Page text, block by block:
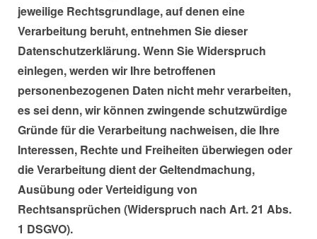
jeweilige Rechtsgrundlage, auf denen eine
Verarbeitung beruht, entnehmen Sie dieser
Datenschutzerklärung. Wenn Sie Widerspruch
einlegen, werden wir Ihre betroffenen
personenbezogenen Daten nicht mehr verarbeiten,
es sei denn, wir können zwingende schutzwürdige
Gründe für die Verarbeitung nachweisen, die Ihre
Interessen, Rechte und Freiheiten überwiegen oder
die Verarbeitung dient der Geltendmachung,
Ausübung oder Verteidigung von
Rechtsansprüchen (Widerspruch nach Art. 21 Abs.
1 DSGVO).